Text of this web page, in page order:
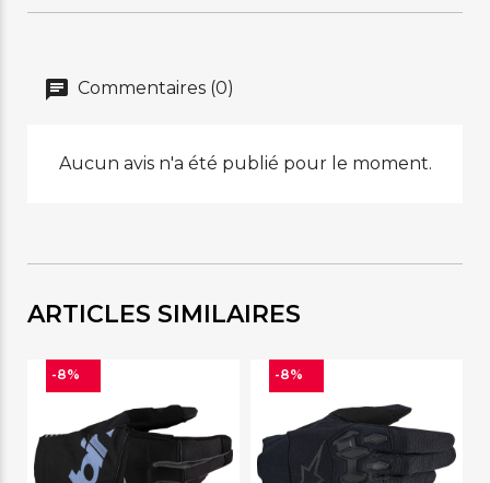
Commentaires (0)
Aucun avis n'a été publié pour le moment.
ARTICLES SIMILAIRES
-8% -8%